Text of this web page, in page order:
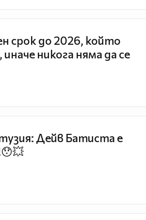
срок до 2026, който
никога няма да се
Дейв Батиста е